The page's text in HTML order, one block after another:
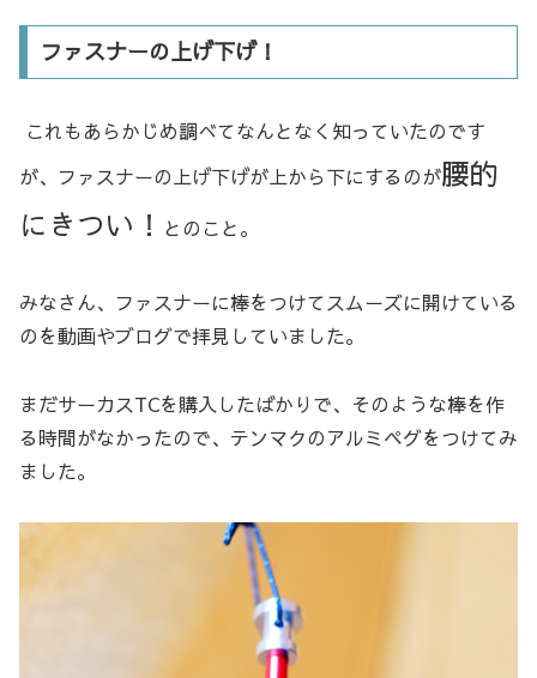
ファスナーの上げ下げ！
これもあらかじめ調べてなんとなく知っていたのです
が、ファスナーの上げ下げが上から下にするのが腰的
にきつい！ とのこと。
みなさん、ファスナーに棒をつけてスムーズに開けている
のを動画やブログで拝見していました。
まだサーカスTCを購入したばかりで、そのような棒を作
る時間がなかったので、テンマクのアルミペグをつけてみ
ました。